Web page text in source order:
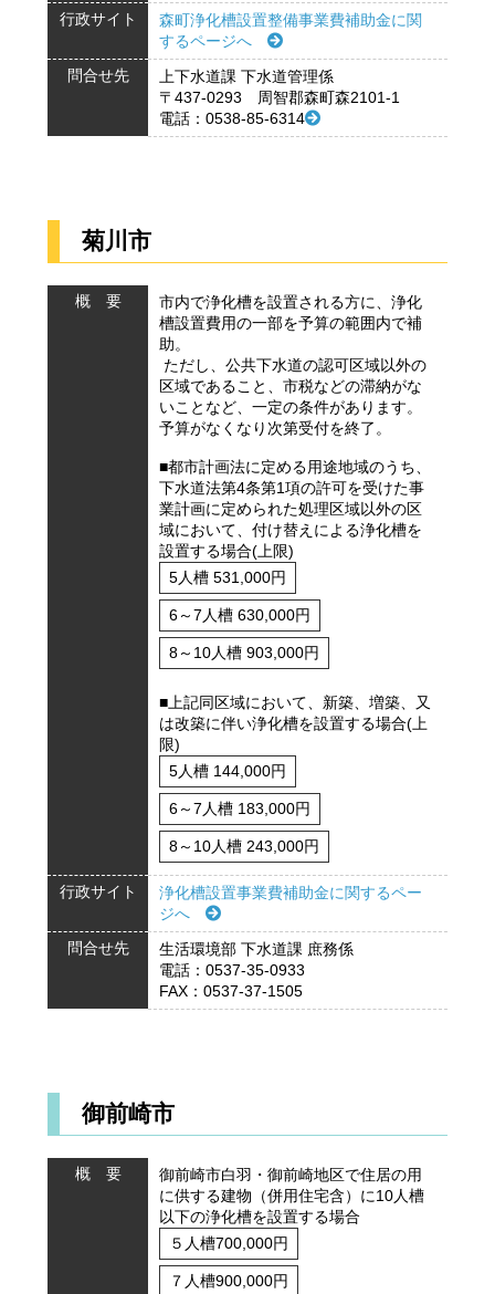
行政サイト
森町浄化槽設置整備事業費補助金に関
するページへ
問合せ先
上下水道課 下水道管理係
〒437-0293 周智郡森町森2101-1
電話：0538-85-6314
菊川市
概 要
市内で浄化槽を設置される方に、浄化
槽設置費用の一部を予算の範囲内で補
助。
ただし、公共下水道の認可区域以外の
区域であること、市税などの滞納がな
いことなど、一定の条件があります。
予算がなくなり次第受付を終了。
■都市計画法に定める用途地域のうち、
下水道法第4条第1項の許可を受けた事
業計画に定められた処理区域以外の区
域において、付け替えによる浄化槽を
設置する場合(上限)
5人槽 531,000円
6～7人槽 630,000円
8～10人槽 903,000円
■上記同区域において、新築、増築、又
は改築に伴い浄化槽を設置する場合(上
限)
5人槽 144,000円
6～7人槽 183,000円
8～10人槽 243,000円
行政サイト
浄化槽設置事業費補助金に関するペー
ジへ
問合せ先
生活環境部 下水道課 庶務係
電話：0537-35-0933
FAX：0537-37-1505
御前崎市
概 要
御前崎市白羽・御前崎地区で住居の用
に供する建物（併用住宅含）に10人槽
以下の浄化槽を設置する場合
５人槽700,000円
７人槽900,000円